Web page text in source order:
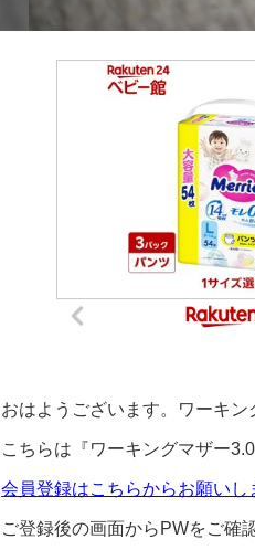
おはようございます。ワーキン
こちらは『ワーキングマザー
会員登録はこちらからお願い
ご登録後の画面からPWをご確